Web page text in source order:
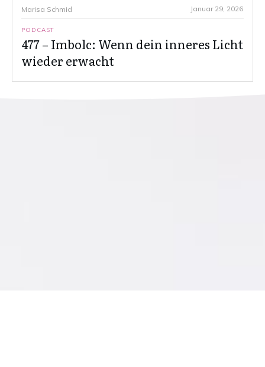
Marisa Schmid Januar 29, 2026
PODCAST
477 – Imbolc: Wenn dein inneres Licht
wieder erwacht